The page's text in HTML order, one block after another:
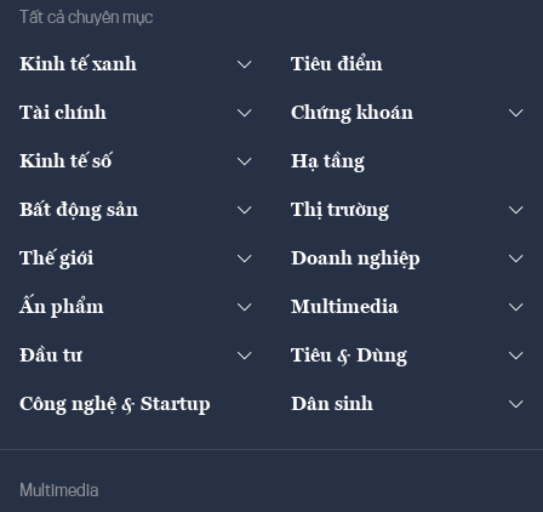
Tất cả chuyên mục
Kinh tế xanh
Diễn đàn
Tiêu điểm
Tài chính
Ngân hàng
Bảo hiểm
Chứng khoán
Doanh nghiệp niêm yết
Khung pháp lý
Kinh tế số
Sản phẩm - Thị trường
Start-up
Quản trị số
Hạ tầng
Bất động sản
Chính sách
Tư vấn
Thị trường
Thị trường
Nông sản
Thế giới
Kinh tế
Doanh nghiệp
Ấn phẩm
The Guide
Multimedia
Đầu tư Tiêu & Dùng
Công nghệ & Startup Dân sinh
Multimedia